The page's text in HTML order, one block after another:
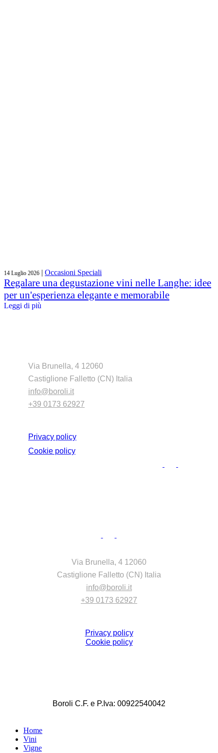
14 Luglio 2026 | Occasioni Speciali
Regalare una degustazione vini nelle Langhe: idee
per un'esperienza elegante e memorabile
Leggi di più
Via Brunella, 4 12060
Castiglione Falletto (CN) Italia
info@boroli.it
+39 0173 62927
Privacy policy
Cookie policy
Via Brunella, 4 12060
Castiglione Falletto (CN) Italia
info@boroli.it
+39 0173 62927
Privacy policy
Cookie policy
Boroli C.F. e P.Iva: 00922540042
Home
Vini
Vigne